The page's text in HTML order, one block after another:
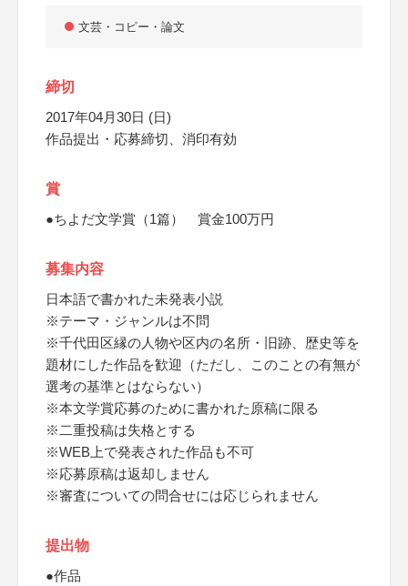
文芸・コピー・論文
締切
2017年04月30日 (日)
作品提出・応募締切、消印有効
賞
●ちよだ文学賞（1篇） 賞金100万円
募集内容
日本語で書かれた未発表小説
※テーマ・ジャンルは不問
※千代田区縁の人物や区内の名所・旧跡、歴史等を
題材にした作品を歓迎（ただし、このことの有無が
選考の基準とはならない）
※本文学賞応募のために書かれた原稿に限る
※二重投稿は失格とする
※WEB上で発表された作品も不可
※応募原稿は返却しません
※審査についての問合せには応じられません
提出物
●作品